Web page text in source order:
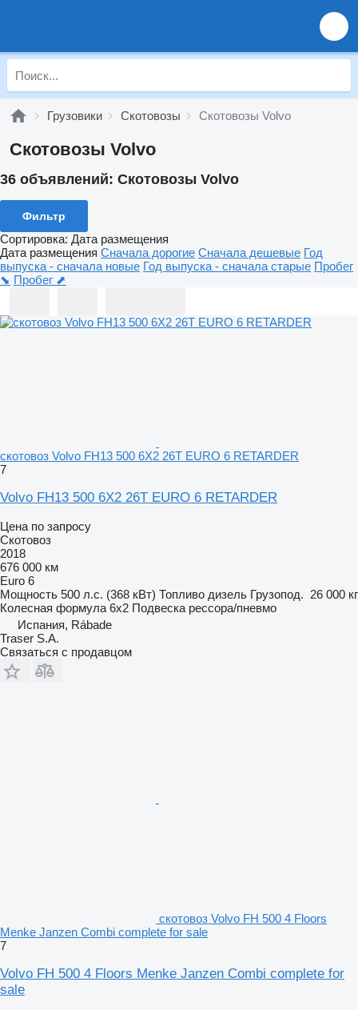
Грузовики Скотовозы Скотовозы Volvo
Скотовозы Volvo
36 объявлений: Скотовозы Volvo
Фильтр
Сортировка: Дата размещения
Дата размещения Сначала дорогие Сначала дешевые Год
выпуска - сначала новые Год выпуска - сначала старые Пробег
⬊ Пробег ⬈
скотовоз Volvo FH13 500 6X2 26T EURO 6 RETARDER
7
Volvo FH13 500 6X2 26T EURO 6 RETARDER
Цена по запросу
Скотовоз
2018
676 000 км
Euro 6
Мощность 500 л.с. (368 кВт) Топливо дизель Грузопод. 26 000 кг
Колесная формула 6x2 Подвеска рессора/пневмо
Испания, Rábade
Traser S.A.
Связаться с продавцом
скотовоз Volvo FH 500 4 Floors
Menke Janzen Combi complete for sale
7
Volvo FH 500 4 Floors Menke Janzen Combi complete for
sale